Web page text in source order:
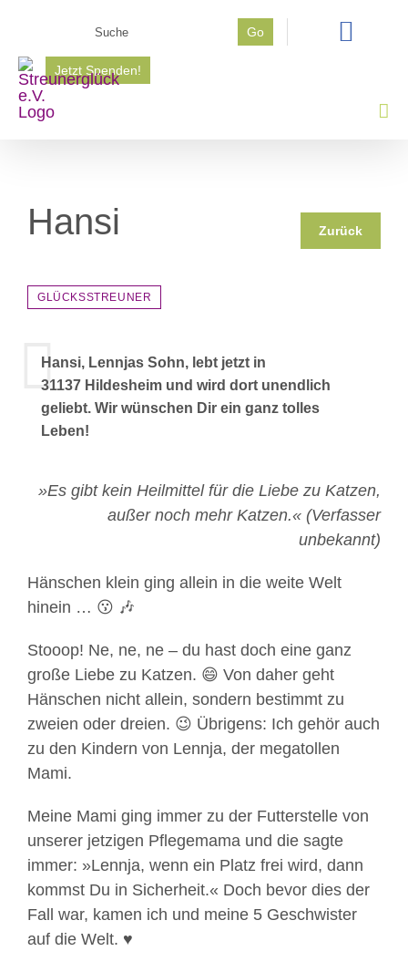
springen
Go
Jetzt Spenden!
Hansi Zurück
GLÜCKSSTREUNER
Hansi, Lennjas Sohn, lebt jetzt in
31137 Hildesheim und wird dort unendlich
geliebt. Wir wünschen Dir ein ganz tolles
Leben!
»Es gibt kein Heilmittel für die Liebe zu Katzen,
außer noch mehr Katzen.« (Verfasser
unbekannt)
Hänschen klein ging allein in die weite Welt
hinein … 😗 🎶
Stooop! Ne, ne, ne – du hast doch eine ganz
große Liebe zu Katzen. 😄 Von daher geht
Hänschen nicht allein, sondern bestimmt zu
zweien oder dreien. 😉 Übrigens: Ich gehör auch
zu den Kindern von Lennja, der megatollen
Mami.
Meine Mami ging immer zu der Futterstelle von
unserer jetzigen Pflegemama und die sagte
immer: »Lennja, wenn ein Platz frei wird, dann
kommst Du in Sicherheit.« Doch bevor dies der
Fall war, kamen ich und meine 5 Geschwister
auf die Welt. ♥️